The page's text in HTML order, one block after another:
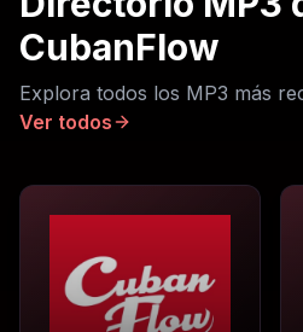
CubanFlow
Explora todos los MP3 más
Ver todos